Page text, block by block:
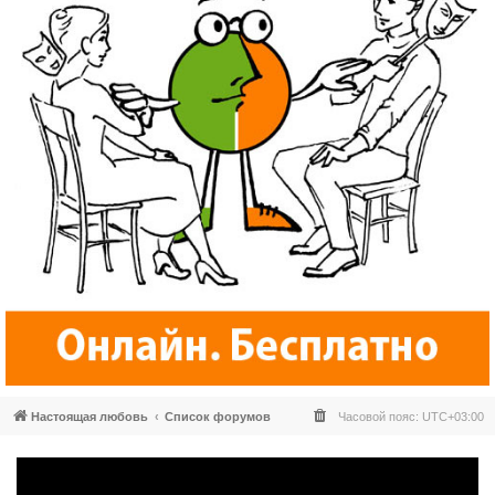
Настоящая любовь Список форумов Часовой пояс: UTC+03:00